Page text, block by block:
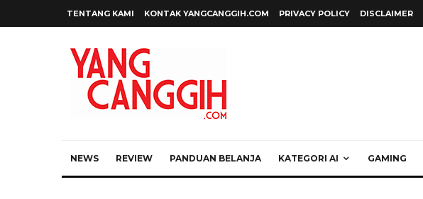
TENTANG KAMI KONTAK YANGCANGGIH.COM PRIVACY POLICY DISCLAIMER
NEWS REVIEW PANDUAN BELANJA KATEGORI AI GAMING